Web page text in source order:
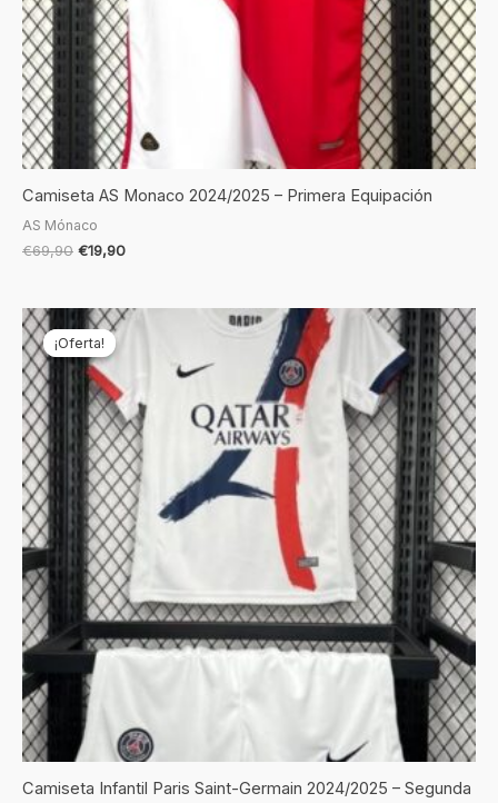
Camiseta AS Monaco 2024/2025 – Primera Equipación
AS Mónaco
€69,90 €19,90
¡Oferta!
¡Oferta!
Camiseta Infantil Paris Saint-Germain 2024/2025 – Segunda
precio
original
era:
€69,90.
El